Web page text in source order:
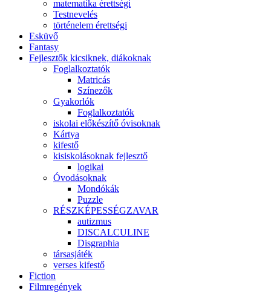
matematika érettségi
Testnevelés
történelem érettségi
Esküvő
Fantasy
Fejlesztők kicsiknek, diákoknak
Foglalkoztatók
Matricás
Színezők
Gyakorlók
Foglalkoztatók
iskolai előkészítő óvisoknak
Kártya
kifestő
kisiskolásoknak fejlesztő
logikai
Óvodásoknak
Mondókák
Puzzle
RÉSZKÉPESSÉGZAVAR
autizmus
DISCALCULINE
Disgraphia
társasjáték
verses kifestő
Fiction
Filmregények